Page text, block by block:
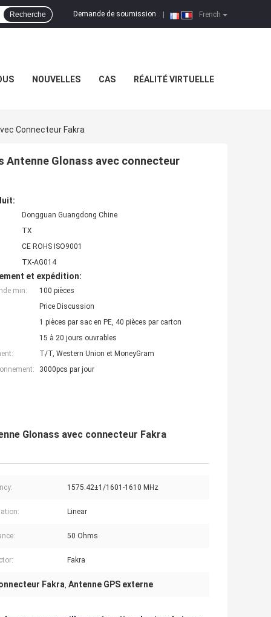
French
Demande de soumission
Recherche
NOUVELLES CAS RÉALITÉ VIRTUELLE
Connecteur Fakra
Antenne Glonass avec connecteur
Dongguan Guangdong Chine
TX
CE ROHS ISO9001
TX-AG014
et expédition:
min:
100 pièces
Price Discussion
1 pièces par sac en PE, 40 pièces par carton
15 à 20 jours ouvrables
T/T, Western Union et MoneyGram
3000pcs par jour
Glonass avec connecteur Fakra
1575.42±1/1601-1610 MHz
Linear
50 Ohms
Fakra
Fakra, Antenne GPS externe